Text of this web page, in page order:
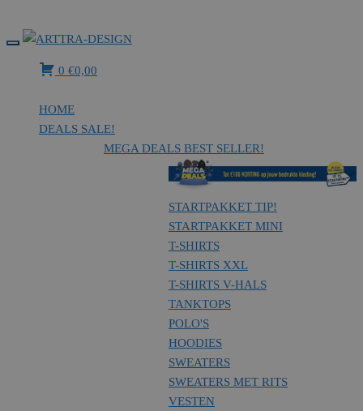
Arttra-Design
Textieldrukkerij – borduurstudio
0 €0,00
HOME
DEALS SALE!
MEGA DEALS BEST SELLER!
STARTPAKKET TIP!
STARTPAKKET MINI
T-SHIRTS
T-SHIRTS XXL
T-SHIRTS V-HALS
TANKTOPS
POLO'S
HOODIES
SWEATERS
SWEATERS MET RITS
VESTEN